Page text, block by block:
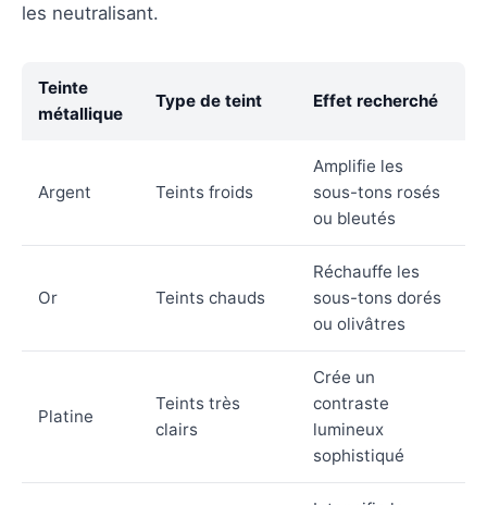
les neutralisant.
Teinte
métallique
Type de teint Effet recherché
Argent Teints froids
Amplifie les
sous-tons rosés
ou bleutés
Or Teints chauds
Réchauffe les
sous-tons dorés
ou olivâtres
Platine
Teints très
clairs
Crée un
contraste
lumineux
sophistiqué